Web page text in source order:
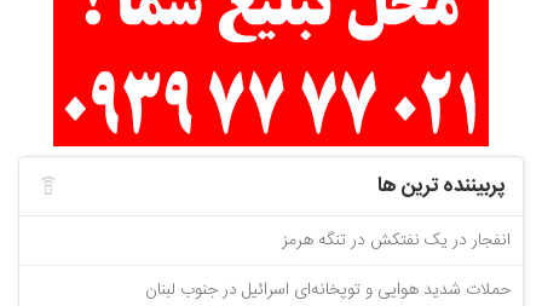
پربیننده ترین ها
انفجار در یک نفتکش در تنگه هرمز
حملات شدید هوایی و توپخانه‌ای اسرائیل در جنوب لبنان